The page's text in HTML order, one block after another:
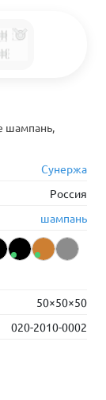
шампань,
Сунержа
Россия
шампань
50×50×50
020-2010-0002